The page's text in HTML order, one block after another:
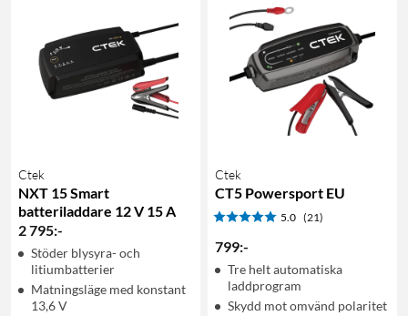
Ctek
NXT 15 Smart
batteriladdare 12 V 15 A
2 795:-
Stöder blysyra- och
litiumbatterier
Matningsläge med konstant
13,6 V
Ctek
CT5 Powersport EU
5.0 (21)
799:-
Tre helt automatiska
laddprogram
Skydd mot omvänd polaritet